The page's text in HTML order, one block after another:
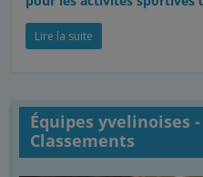
Lire la suite
Équipes yvelinoises
Classements